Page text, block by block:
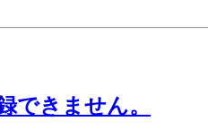
できません。